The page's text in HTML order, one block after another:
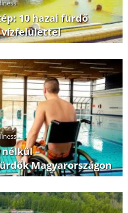
10 hazai fürdő
–
Magyarországon